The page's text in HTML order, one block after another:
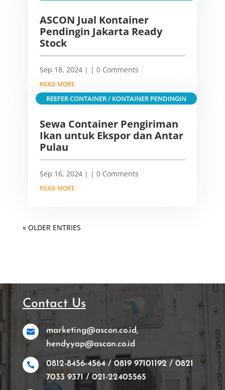
ASCON Jual Kontainer
Pendingin Jakarta Ready
Stock
Sep 18, 2024| | 0 Comments
READ MORE
Sewa Container Pengiriman
Ikan untuk Ekspor dan Antar
Pulau
Sep 16, 2024|
REEFER CONTAINER / KONTAINER PENDINGIN
| 0 Comments
READ MORE
« OLDER ENTRIES
Contact Us

marketing@ascon.co.id,
hendyyap@ascon.co.id

0812-8456-4564 / 0819 97101192 / 0821
7033 9371 / 021-22405565